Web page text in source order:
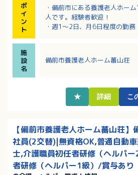
ポ
イ
ン
ト
・備前市にある養護老人ホー
人です。経験者歓迎！
・週1～2日、月6日程度の勤
の支給あり！
・介護関連の資格不問！ブラン
施
設
名
備前市養護老人ホーム蕃山荘
★ 詳細 こ
【備前市養護老人ホーム蕃山荘
社員(2交替)|無資格OK,普通自動
士,介護職員初任者研修（ヘルパ
者研修（ヘルパー1級）/賞与あり